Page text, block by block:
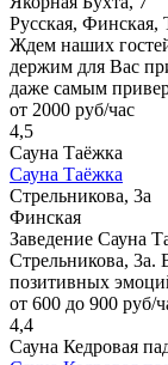
Русская, Финская,
Ждем наших
держим для Вас
даже самым
от 2000 руб/час
4,5
Сауна Таёжка
Сауна Таёжка
Стрельникова, 3а
Финская
Заведение Сауна
Стрельникова,
позитивных
от 600 до 900 руб/
4,4
Сауна Кедровая